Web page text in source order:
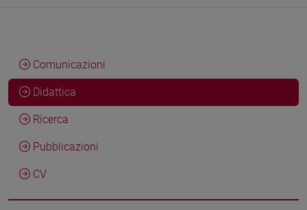
Comunicazioni
Didattica
Ricerca
Pubblicazioni
CV